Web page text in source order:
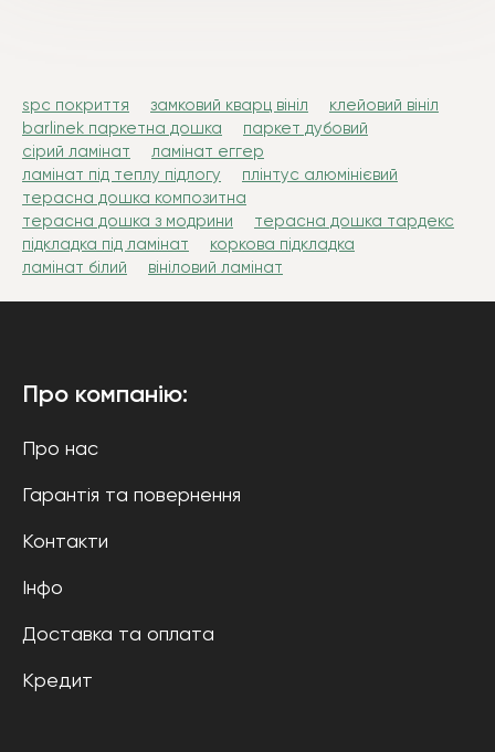
spc покриття замковий кварц вініл
клейовий вініл
barlinek паркетна дошка
паркет дубовий
сірий ламінат
ламінат еггер
ламінат під теплу підлогу
плінтус алюмінієвий
терасна дошка композитна
терасна дошка з модрини
терасна дошка тардекс
підкладка під ламінат
коркова підкладка
ламінат білий
вініловий ламінат
Про компанію:
Про нас
Гарантія та повернення
Контакти
Інфо
Доставка та оплата
Кредит